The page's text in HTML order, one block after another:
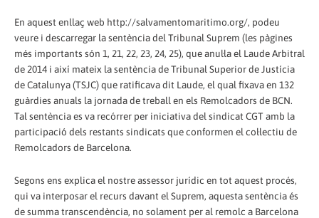
En aquest enllaç web http://salvamentomaritimo.org/, podeu
veure i descarregar la sentència del Tribunal Suprem (les pàgines
més importants són 1, 21, 22, 23, 24, 25), que anul·la el Laude Arbitral
de 2014 i així mateix la sentència de Tribunal Superior de Justícia
de Catalunya (TSJC) que ratificava dit Laude, el qual fixava en 132
guàrdies anuals la jornada de treball en els Remolcadors de BCN.
Tal sentència es va recórrer per iniciativa del sindicat CGT amb la
participació dels restants sindicats que conformen el col·lectiu de
Remolcadors de Barcelona.
Segons ens explica el nostre assessor jurídic en tot aquest procés,
qui va interposar el recurs davant el Suprem, aquesta sentència és
de summa transcendència, no solament per al remolc a Barcelona